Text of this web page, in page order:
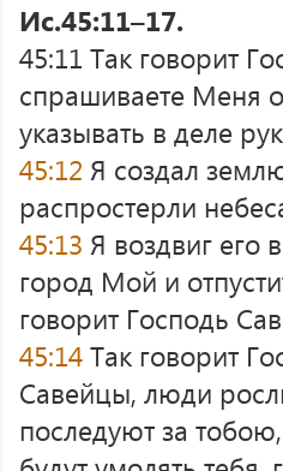
Ис.45:11–17.
45:11 Так говорит
спрашиваете Меня
указывать в деле
45:12 Я создал
распростерли
45:13 Я воздвиг его
город Мой и
говорит Господь
45:14Так говорит
Савейцы, люди
последуют за